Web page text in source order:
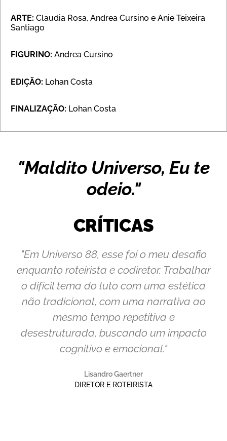
ARTE: Claudia Rosa, Andrea Cursino e Anie Teixeira
Santiago
FIGURINO: Andrea Cursino
EDIÇÃO: Lohan Costa
FINALIZAÇÃO: Lohan Costa
"Maldito Universo, Eu te
odeio."
CRÍTICAS
"Em Universo 88, esse foi o meu desafio
enquanto roteirista e codiretor. Trabalhar
o difícil tema do luto com uma estética
não tradicional, com uma narrativa ao
mesmo tempo repetitiva e
desestruturada, buscando um impacto
cognitivo e emocional."
Lisandro Gaertner
DIRETOR E ROTEIRISTA